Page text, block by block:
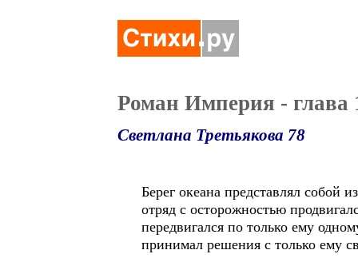
Роман Империя - глава
Светлана Третьякова 78
Берег океана представлял собой
отряд с осторожностью
передвигался по только ему
принимал решения с только ему